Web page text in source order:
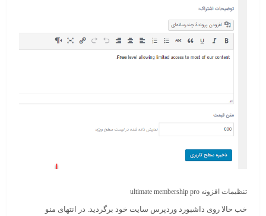
تنظیمات افزونه ultimate membership pro
خب حالا روی داشبورد وردپرس سایت خود برگردید. در انتهای منو